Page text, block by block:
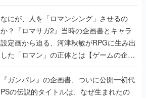
書】
なにが、人を「ロマンシング」させるの
か？『ロマサガ2』当時の企画書とキャラ
設定画から迫る、河津秋敏がRPGに生み出
した「ロマン」の正体とは【ゲームの企画
書】
『ガンパレ』の企画書、ついに公開━初代
PSの伝説的タイトルは、なぜ生まれたの